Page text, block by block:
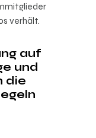
verhält.
auf
und
die